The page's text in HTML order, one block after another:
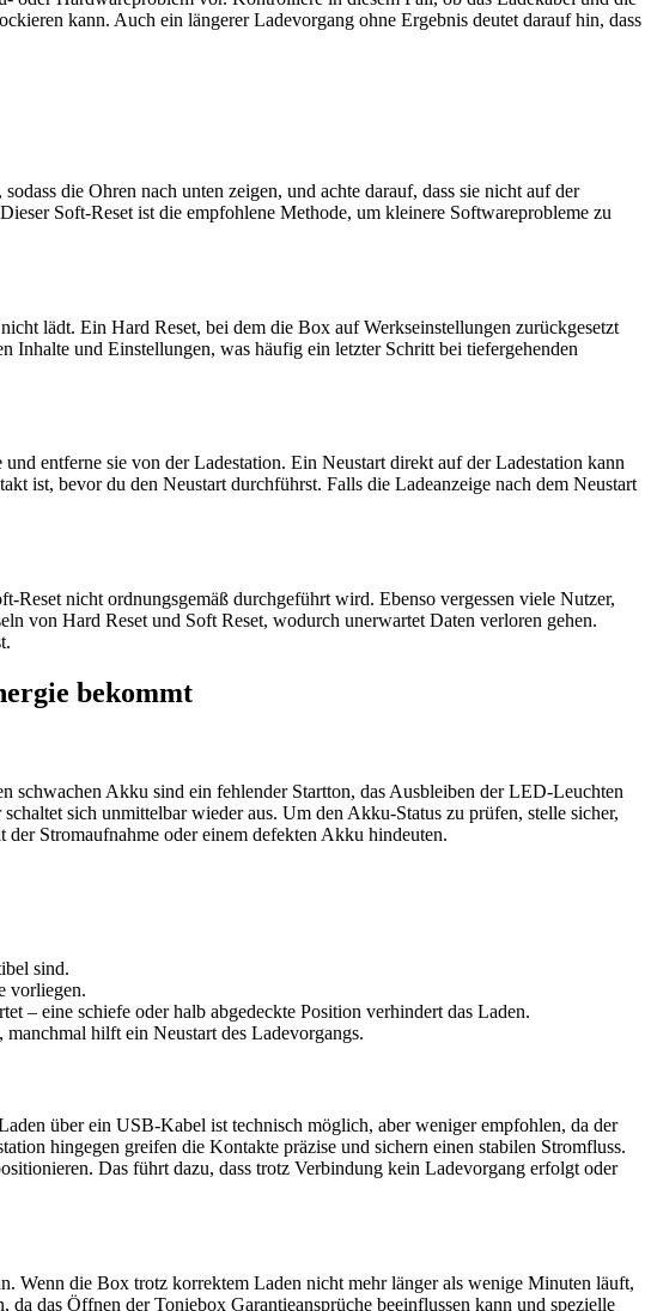
kann. Auch ein längerer Ladevorgang ohne Ergebnis deutet darauf hin, dass
die Ohren nach unten zeigen, und achte darauf, dass sie nicht auf der
Soft-Reset ist die empfohlene Methode, um kleinere Softwareprobleme zu
lädt. Ein Hard Reset, bei dem die Box auf Werkseinstellungen zurückgesetzt
Inhalte und Einstellungen, was häufig ein letzter Schritt bei tiefergehenden
entferne sie von der Ladestation. Ein Neustart direkt auf der Ladestation kann
ist, bevor du den Neustart durchführst. Falls die Ladeanzeige nach dem Neustart
Reset nicht ordnungsgemäß durchgeführt wird. Ebenso vergessen viele Nutzer,
von Hard Reset und Soft Reset, wodurch unerwartet Daten verloren gehen.
bekommt
schwachen Akku sind ein fehlender Startton, das Ausbleiben der LED-Leuchten
sich unmittelbar wieder aus. Um den Akku-Status zu prüfen, stelle sicher,
Stromaufnahme oder einem defekten Akku hindeuten.
sind.
vorliegen.
– eine schiefe oder halb abgedeckte Position verhindert das Laden.
hilft ein Neustart des Ladevorgangs.
über ein USB-Kabel ist technisch möglich, aber weniger empfohlen, da der
hingegen greifen die Kontakte präzise und sichern einen stabilen Stromfluss.
Das führt dazu, dass trotz Verbindung kein Ladevorgang erfolgt oder
Wenn die Box trotz korrektem Laden nicht mehr länger als wenige Minuten läuft,
das Öffnen der Toniebox Garantieansprüche beeinflussen kann und spezielle